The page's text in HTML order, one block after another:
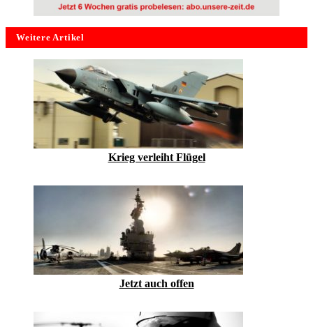
Weitere Artikel
Krieg verleiht Flügel
Jetzt auch offen